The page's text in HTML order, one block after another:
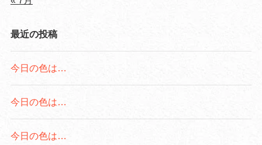
最近の投稿
今日の色は…
今日の色は…
今日の色は…